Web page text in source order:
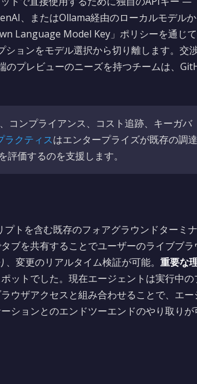
、またはOllama経由のローカルモデル
Language Model Key」ポリシーを通じ
ョンをモデル選択から切り離します。交
のプレビューのニーズを持つチームは、
コンプライアンス、コスト追跡、キーガバ
クティスはエンタープライズが既存の調達
価するのを支援します。
トを含む既存のフォアグラウンドターミ
ブを共有することでユーザーのライブブラ
変更のリアルタイム検証が可能。 重要な
ットでした。現在エージェントは実行中の
ウザアクセスと組み合わせることで、エー
ションとのエンドツーエンドのやり取りが